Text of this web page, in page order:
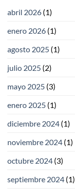
abril 2026 (1)
enero 2026 (1)
agosto 2025 (1)
julio 2025 (2)
mayo 2025 (3)
enero 2025 (1)
diciembre 2024 (1)
noviembre 2024 (1)
octubre 2024 (3)
septiembre 2024 (1)